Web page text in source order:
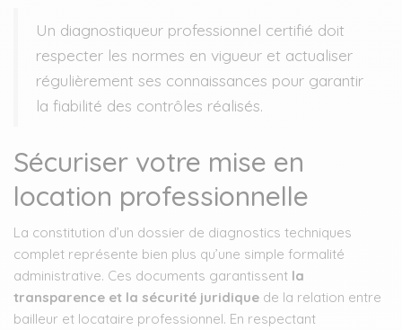
Un diagnostiqueur professionnel certifié doit
respecter les normes en vigueur et actualiser
régulièrement ses connaissances pour garantir
la fiabilité des contrôles réalisés.
Sécuriser votre mise en
location professionnelle
La constitution d’un dossier de diagnostics techniques
complet représente bien plus qu’une simple formalité
administrative. Ces documents garantissent la
transparence et la sécurité juridique de la relation entre
bailleur et locataire professionnel. En respectant